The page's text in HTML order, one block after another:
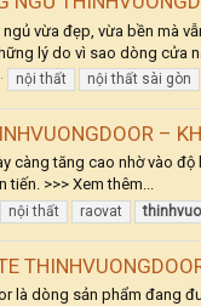
vừa đẹp, vừa bền mà
lý do vì sao dòng cửa
nội thất nội thất sài gòn
–
càng tăng cao nhờ vào
tiến. >>> Xem thêm...
nội thất raovat
là dòng sản phẩm đang